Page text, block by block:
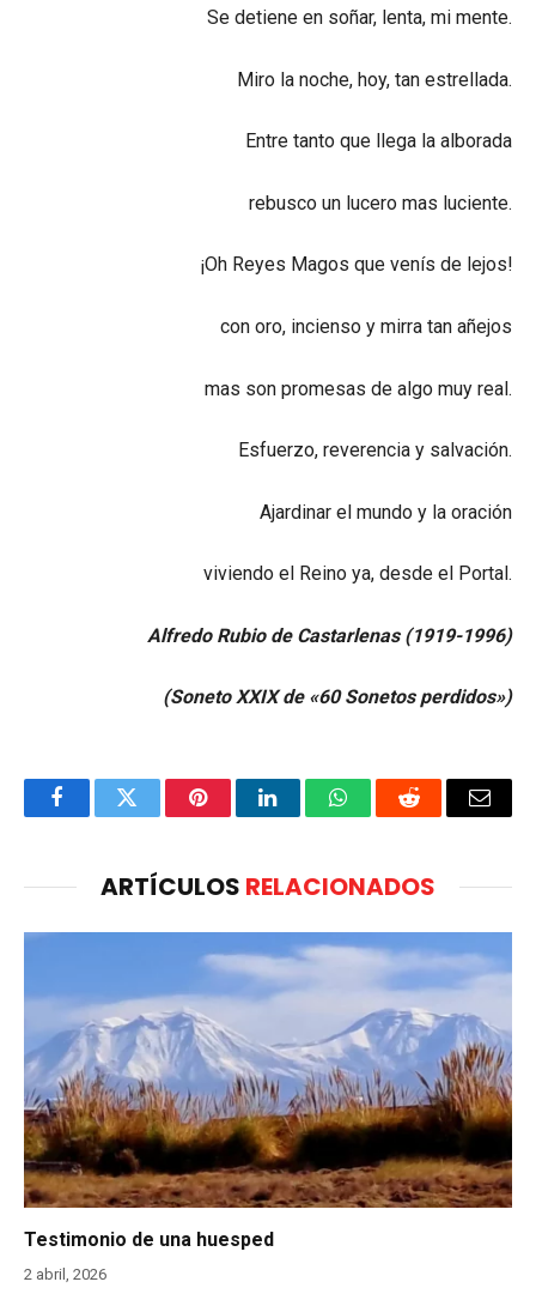
Se detiene en soñar, lenta, mi mente.
Miro la noche, hoy, tan estrellada.
Entre tanto que llega la alborada
rebusco un lucero mas luciente.
¡Oh Reyes Magos que venís de lejos!
con oro, incienso y mirra tan añejos
mas son promesas de algo muy real.
Esfuerzo, reverencia y salvación.
Ajardinar el mundo y la oración
viviendo el Reino ya, desde el Portal.
Alfredo Rubio de Castarlenas (1919-1996)
(Soneto XXIX de «60 Sonetos perdidos»)
FacebookTwitter PinterestLinkedInWhatsAppReddit Email
ARTÍCULOS RELACIONADOS
Testimonio de una huesped
2 abril, 2026